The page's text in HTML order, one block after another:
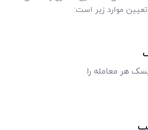
موارد زیر است:
هر معامله را